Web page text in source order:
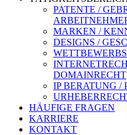
PATENTE /
MARKEN /
DESIGNS /
DOMAINRECHT
IP BERATUNG /
HÄUFIGE FRAGEN
KARRIERE
KONTAKT